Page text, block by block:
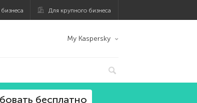
Для крупного бизнеса
My Kaspersky
бесплатно